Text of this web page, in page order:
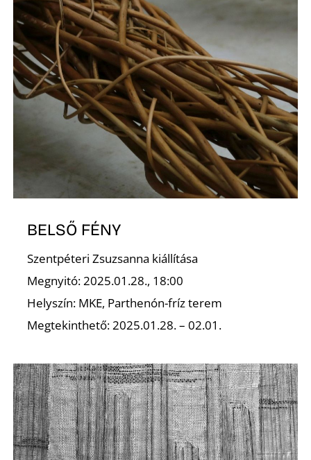
BELSŐ FÉNY
Szentpéteri Zsuzsanna kiállítása
Megnyitó: 2025.01.28., 18:00
Helyszín: MKE, Parthenón-fríz terem
Megtekinthető: 2025.01.28. – 02.01.